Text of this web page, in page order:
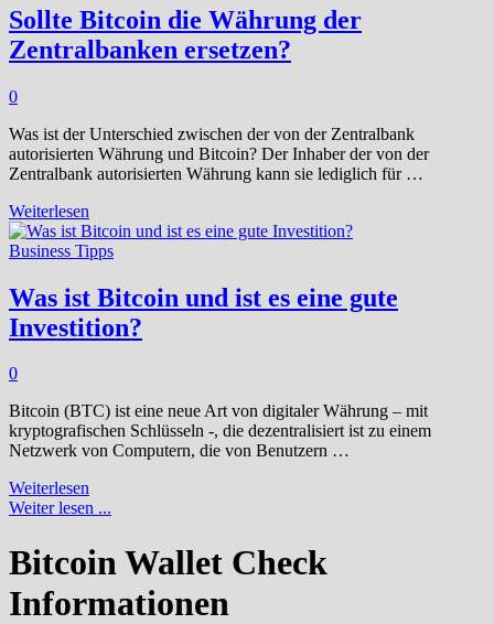
seine
Eigenschaften?
Sollte Bitcoin die Währung der
Zentralbanken ersetzen?
0
Was ist der Unterschied zwischen der von der Zentralbank
autorisierten Währung und Bitcoin? Der Inhaber der von der
Zentralbank autorisierten Währung kann sie lediglich für …
Sollte
Bitcoin
die
der
Zentralbanken
ersetzen?
Weiterlesen
Business Tipps
Was ist Bitcoin und ist es eine gute
Investition?
0
Bitcoin (BTC) ist eine neue Art von digitaler Währung – mit
kryptografischen Schlüsseln -, die dezentralisiert ist zu einem
Netzwerk von Computern, die von Benutzern …
Was
ist
und
ist
eine
Weiterlesen
Weiter lesen ...
Bitcoin Wallet Check
Informationen